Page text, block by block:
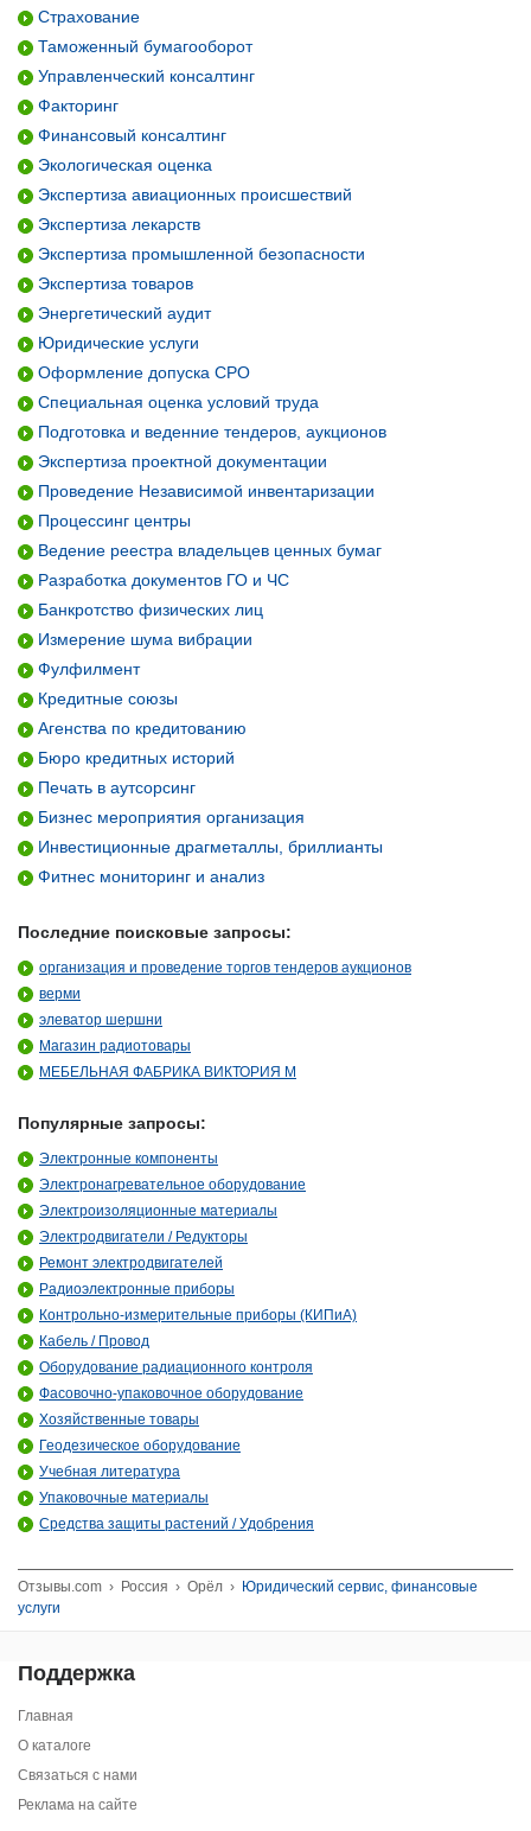
Страхование
Таможенный бумагооборот
Управленческий консалтинг
Факторинг
Финансовый консалтинг
Экологическая оценка
Экспертиза авиационных происшествий
Экспертиза лекарств
Экспертиза промышленной безопасности
Экспертиза товаров
Энергетический аудит
Юридические услуги
Оформление допуска СРО
Специальная оценка условий труда
Подготовка и веденние тендеров, аукционов
Экспертиза проектной документации
Проведение Независимой инвентаризации
Процессинг центры
Ведение реестра владельцев ценных бумаг
Разработка документов ГО и ЧС
Банкротство физических лиц
Измерение шума вибрации
Фулфилмент
Кредитные союзы
Агенства по кредитованию
Бюро кредитных историй
Печать в аутсорсинг
Бизнес мероприятия организация
Инвестиционные драгметаллы, бриллианты
Фитнес мониторинг и анализ
Последние поисковые запросы:
организация и проведение торгов тендеров аукционов
верми
элеватор шершни
Магазин радиотовары
МЕБЕЛЬНАЯ ФАБРИКА ВИКТОРИЯ М
Популярные запросы:
Электронные компоненты
Электронагревательное оборудование
Электроизоляционные материалы
Электродвигатели / Редукторы
Ремонт электродвигателей
Радиоэлектронные приборы
Контрольно-измерительные приборы (КИПиА)
Кабель / Провод
Оборудование радиационного контроля
Фасовочно-упаковочное оборудование
Хозяйственные товары
Геодезическое оборудование
Учебная литература
Упаковочные материалы
Средства защиты растений / Удобрения
Отзывы.com › Россия › Орёл › Юридический сервис, финансовые
услуги
Поддержка
Главная
О каталоге
Связаться с нами
Реклама на сайте